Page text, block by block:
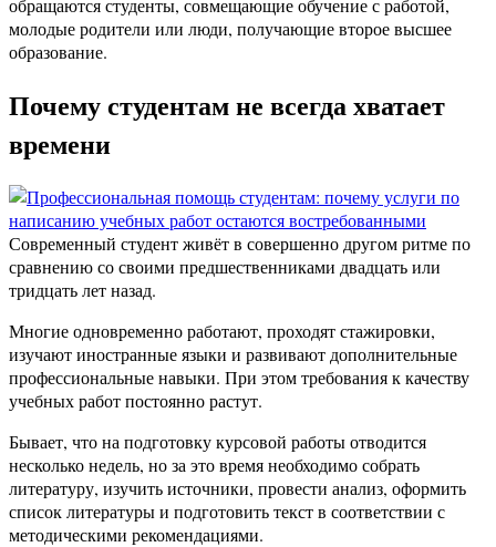
обращаются студенты, совмещающие обучение с работой,
молодые родители или люди, получающие второе высшее
образование.
Почему студентам не всегда хватает
времени
Современный студент живёт в совершенно другом ритме по
сравнению со своими предшественниками двадцать или
тридцать лет назад.
Многие одновременно работают, проходят стажировки,
изучают иностранные языки и развивают дополнительные
профессиональные навыки. При этом требования к качеству
учебных работ постоянно растут.
Бывает, что на подготовку курсовой работы отводится
несколько недель, но за это время необходимо собрать
литературу, изучить источники, провести анализ, оформить
список литературы и подготовить текст в соответствии с
методическими рекомендациями.